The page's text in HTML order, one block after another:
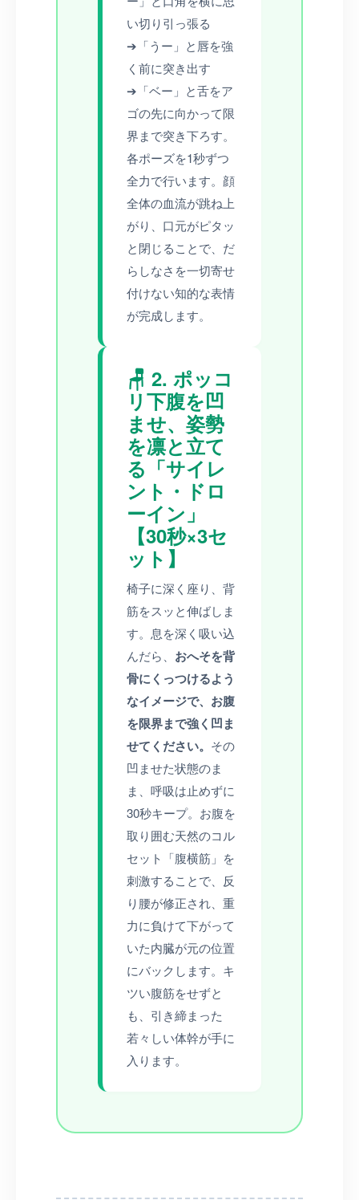
い切り引っ張る
➔「うー」と唇を強
く前に突き出す
➔「ベー」と舌をア
ゴの先に向かって限
界まで突き下ろす。
各ポーズを1秒ずつ
全力で行います。顔
全体の血流が跳ね上
がり、口元がピタッ
と閉じることで、だ
らしなさを一切寄せ
付けない知的な表情
が完成します。
🪑 2. ポッコ
リ下腹を凹
ませ、姿勢
を凛と立て
る「サイレ
ント・ドロ
ーイン」
【30秒×3セ
ット】
椅子に深く座り、背
筋をスッと伸ばしま
す。息を深く吸い込
んだら、 おへそを背
骨にくっつけるよう
なイメージで、お腹
を限界まで強く凹ま
せてください。 その
凹ませた状態のま
ま、呼吸は止めずに
30秒キープ。お腹を
取り囲む天然のコル
セット「腹横筋」を
刺激することで、反
り腰が修正され、重
力に負けて下がって
いた内臓が元の位置
にバックします。キ
ツい腹筋をせずと
も、引き締まった
若々しい体幹が手に
入ります。